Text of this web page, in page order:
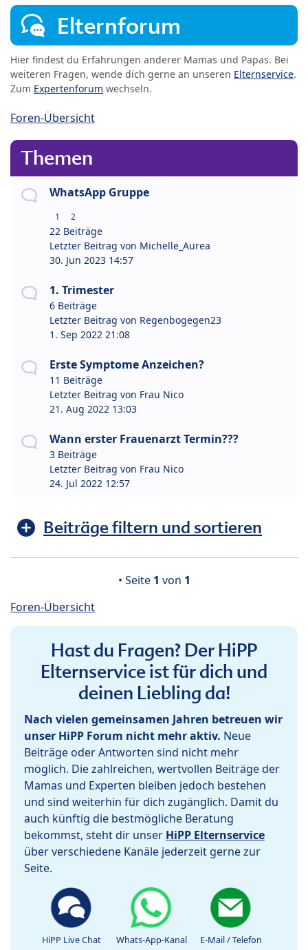
Elternforum
Hier findest du Erfahrungen anderer Mamas und Papas. Bei
weiteren Fragen, wende dich gerne an unseren Elternservice.
Zum Expertenforum wechseln.
Foren-Übersicht
Themen
WhatsApp Gruppe
1 2
22 Beiträge
Letzter Beitrag von Michelle_Aurea
30. Jun 2023 14:57
1. Trimester
6 Beiträge
Letzter Beitrag von Regenbogegen23
1. Sep 2022 21:08
Erste Symptome Anzeichen?
11 Beiträge
Letzter Beitrag von Frau Nico
21. Aug 2022 13:03
Wann erster Frauenarzt Termin???
3 Beiträge
Letzter Beitrag von Frau Nico
24. Jul 2022 12:57
Beiträge filtern und sortieren
• Seite 1 von 1
Foren-Übersicht
Hast du Fragen? Der HiPP
Elternservice ist für dich und
deinen Liebling da!
Nach vielen gemeinsamen Jahren betreuen wir
unser HiPP Forum nicht mehr aktiv. Neue
Beiträge oder Antworten sind nicht mehr
möglich. Die zahlreichen, wertvollen Beiträge der
Mamas und Experten bleiben jedoch bestehen
und sind weiterhin für dich zugänglich. Damit du
auch künftig die bestmögliche Beratung
bekommst, steht dir unser HiPP Elternservice
über verschiedene Kanäle jederzeit gerne zur
Seite.
HiPP Live Chat Whats-App-Kanal E-Mail / Telefon